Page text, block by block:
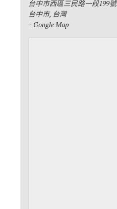
台中市西區三民路一段199號
台中市, 台灣
+ Google Map